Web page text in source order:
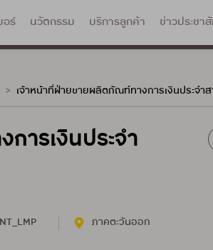
อร์ นวัตกรรม บริการลูกค้า ข่าวประชา
เจ้าหน้าที่ฝ่ายขายผลิตภัณฑ์ทางการเงินประจำ
ารเงินประจำ
ภาคตะวันออก